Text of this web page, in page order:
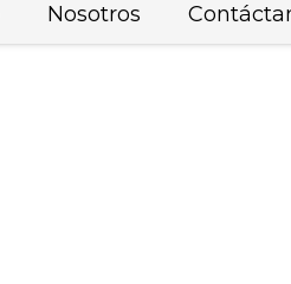
Nosotros